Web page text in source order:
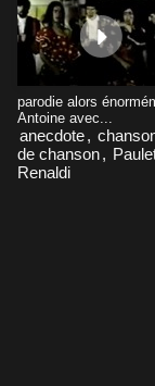
parodie alors
Antoine avec...
anecdote,
de chanson,
Renaldi